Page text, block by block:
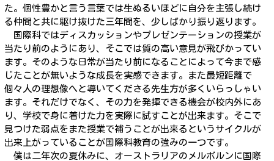
た。個性豊かと言う言葉では生ぬるいほどに自分を主張し続け
る仲間と共に駆け抜けた三年間を、少しばかり振り返ります。
国際科ではディスカッションやプレゼンテーションの授業が
当たり前のようにあり、そこでは質の高い意見が飛びかってい
ます。そのような日常が当たり前になることによって今まで感
じたことが無いような成長を実感できます。また最短距離で
個々人の理想像へと導いてくださる先生方が多くいらっしゃい
ます。それだけでなく、その力を発揮できる機会が校内外にあ
り、学校で身に着けた力を実際に試すことが出来ます。そこで
見つけた弱点をまた授業で補うことが出来るというサイクルが
出来上がっていることが国際科教育の強みの一つです。
僕は二年次の夏休みに、オーストラリアのメルボルンに国際